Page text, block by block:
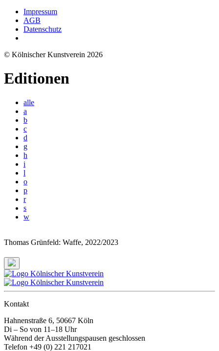
Impressum
AGB
Datenschutz
© Kölnischer Kunstverein 2026
Editionen
alle
a
b
c
d
g
h
i
l
o
p
r
s
w
Thomas Grünfeld: Waffe, 2022/2023
Kontakt
Hahnenstraße 6, 50667 Köln
Di – So von 11–18 Uhr
Während der Ausstellungspausen geschlossen
Telefon +49 (0) 221 217021